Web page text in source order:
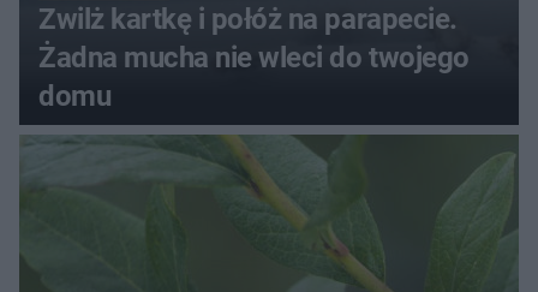
Zwilż kartkę i połóż na parapecie.
Żadna mucha nie wleci do twojego
domu